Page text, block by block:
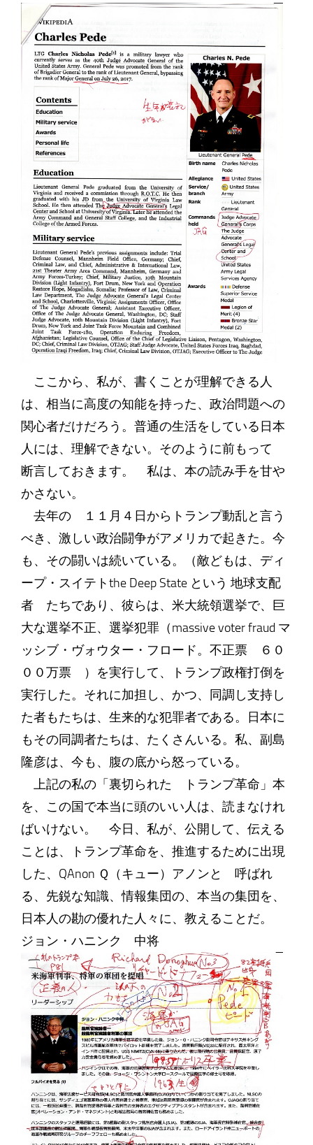
ここから、私が、書くことが理解できる人
は、相当に高度の知能を持った、政治問題への
関心者だけだろう。普通の生活をしている日本
人には、理解できない。そのように前もって
断言しておきます。 私は、本の読み手を甘や
かさない。
去年の １１月４日からトランプ動乱と言う
べき、激しい政治闘争がアメリカで起きた。今
も、その闘いは続いている。（敵どもは、ディ
ープ・スイテトthe Deep State という 地球支配
者 たちであり、彼らは、米大統領選挙で、巨
大な選挙不正、選挙犯罪（massive voter fraud マ
ッシブ・ヴォウター・フロード。不正票 ６０
００万票 ）を実行して、トランプ政権打倒を
実行した。それに加担し、かつ、同調し支持し
た者もたちは、生来的な犯罪者である。日本に
もその同調者たちは、たくさんいる。私、副島
隆彦は、今も、腹の底から怒っている。
上記の私の「裏切られた トランプ革命」本
を、この国で本当に頭のいい人は、読まなけれ
ばいけない。 今日、私が、公開して、伝える
ことは、トランプ革命を、推進するために出現
した、QAnon Ｑ（キュー）アノンと 呼ばれ
る、先鋭な知識、情報集団の、本当の集団を、
日本人の勘の優れた人々に、教えることだ。
ジョン・ハニンク 中将